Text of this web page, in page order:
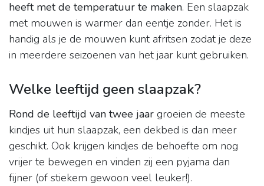
heeft met de temperatuur te maken. Een slaapzak
met mouwen is warmer dan eentje zonder. Het is
handig als je de mouwen kunt afritsen zodat je deze
in meerdere seizoenen van het jaar kunt gebruiken.
Welke leeftijd geen slaapzak?
Rond de leeftijd van twee jaar groeien de meeste
kindjes uit hun slaapzak, een dekbed is dan meer
geschikt. Ook krijgen kindjes de behoefte om nog
vrijer te bewegen en vinden zij een pyjama dan
fijner (of stiekem gewoon veel leuker!).